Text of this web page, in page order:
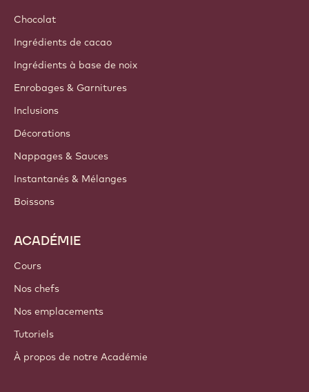
Sustainability
A propos de nous
Groupe Barry Callebaut
Nous contacter
Infolettre
Où acheter
Ingrédients à base de noix
Enrobages & Garnitures
Inclusions
Décorations
Nappages & Sauces
Instantanés & Mélanges